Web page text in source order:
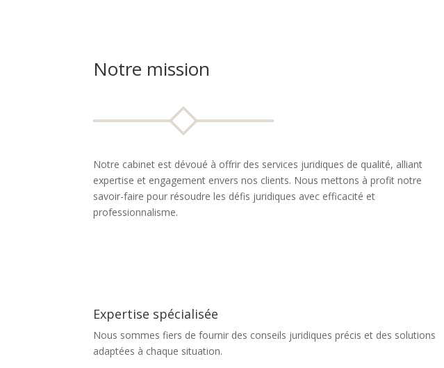
Notre mission
Notre cabinet est dévoué à offrir des services juridiques de qualité, alliant
expertise et engagement envers nos clients. Nous mettons à profit notre
savoir-faire pour résoudre les défis juridiques avec efficacité et
professionnalisme.
Expertise spécialisée
Nous sommes fiers de fournir des conseils juridiques précis et des solutions
adaptées à chaque situation.